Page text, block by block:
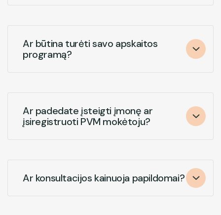
Ar būtina turėti savo apskaitos
programą?
Ar padedate įsteigti įmonę ar
įsiregistruoti PVM mokėtoju?
Ar konsultacijos kainuoja papildomai?